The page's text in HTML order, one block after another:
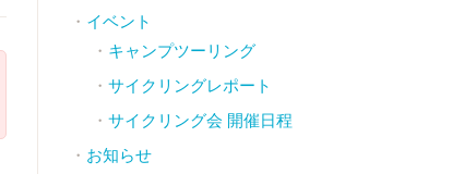
イベント
キャンプツーリング
サイクリングレポート
サイクリング会 開催日程
お知らせ